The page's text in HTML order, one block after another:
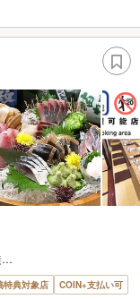
…
特典対象店 COIN+支払い可